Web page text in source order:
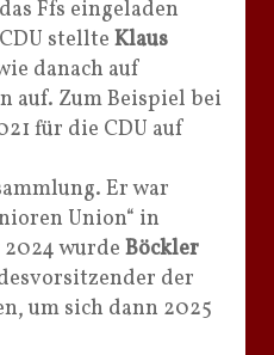
Ffs eingeladen
stellte Klaus
danach auf
auf. Zum Beispiel bei
für die CDU auf
Er war
Union“ in
wurde Böckler
der
um sich dann 2025